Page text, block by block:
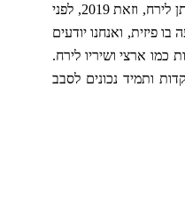
ולהרכיב חלליות, ואז להגיע איתן לירח, וזאת 2019, לפני
״בראשית 1״ נגעה בו פיזית, ואנחנו יודעים
כמו ארצי ושיריו לירח.
ותמיד נכונים לסבב